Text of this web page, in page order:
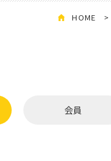
HOME
会員